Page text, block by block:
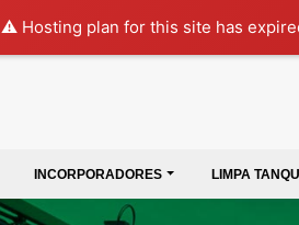
⚠️ Hosting plan for this site has
INCORPORADORES LIMPA